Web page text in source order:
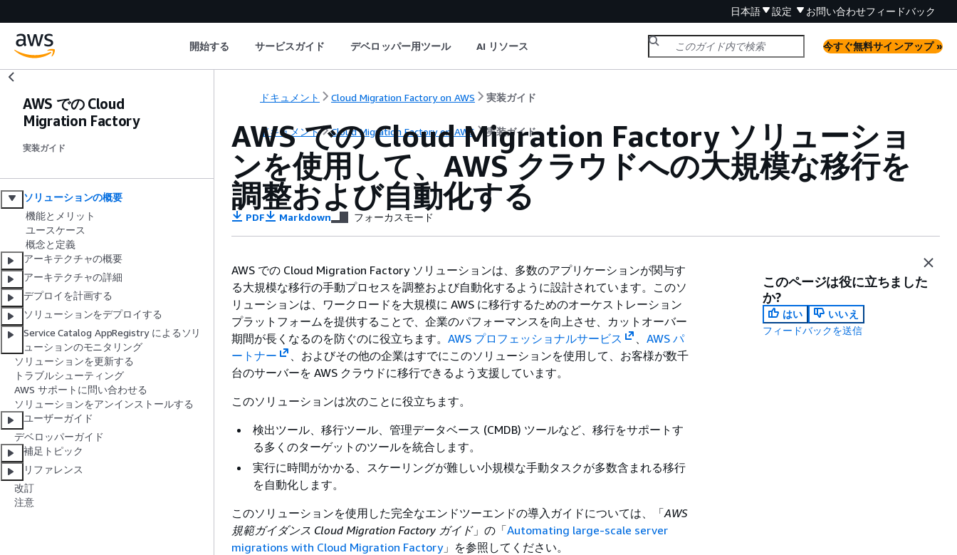
日本語 設定 お問い合わせフィードバック
開始する サービスガイド デベロッパー用ツール AI リソース 今すぐ無料サインアップ »
AWS での Cloud
Migration Factory
実装ガイド
ソリューションの概要
機能とメリット
ユースケース
概念と定義
アーキテクチャの概要
アーキテクチャの詳細
デプロイを計画する
ソリューションをデプロイする
Service Catalog AppRegistry によるソリ
ューションのモニタリング
ソリューションを更新する
トラブルシューティング
AWS サポートに問い合わせる
ソリューションをアンインストールする
ユーザーガイド
デベロッパーガイド
補足トピック
リファレンス
改訂
注意
ドキュメント Cloud Migration Factory on AWS 実装ガイド
ドキュメント Cloud Migration Factory on AWS 実装ガイド
AWS での Cloud Migration Factory ソリューショ
ンを使用して、AWS クラウドへの大規模な移行を
調整および自動化する
PDF Markdown フォーカスモード
AWS での Cloud Migration Factory ソリューションは、多数のアプリケーションが関与す
る大規模な移行の手動プロセスを調整および自動化するように設計されています。このソ
リューションは、ワークロードを大規模に AWS に移行するためのオーケストレーション
プラットフォームを提供することで、企業のパフォーマンスを向上させ、カットオーバー
期間が長くなるのを防ぐのに役立ちます。 AWS プロフェッショナルサービス 、 AWS パ
ートナー
、およびその他の企業はすでにこのソリューションを使用して、お客様が数千
台のサーバーを AWS クラウドに移行できるよう支援しています。
このソリューションは次のことに役立ちます。
検出ツール、移行ツール、管理データベース (CMDB) ツールなど、移行をサポートす
る多くのターゲットのツールを統合します。
実行に時間がかかる、スケーリングが難しい小規模な手動タスクが多数含まれる移行
を自動化します。
このソリューションを使用した完全なエンドツーエンドの導入ガイドについては、「AWS
規範ガイダンス Cloud Migration Factory ガイド」の「Automating large-scale server
migrations with Cloud Migration Factory」を参照してください。
このページは役に立ちました
か?
はい
いいえ
フィードバックを送信